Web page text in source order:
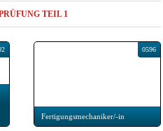
TEIL 1
0596
Fertigungsmechaniker/-in